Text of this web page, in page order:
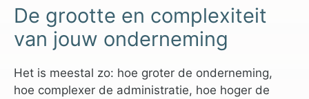
De grootte en complexiteit
van jouw onderneming
Het is meestal zo: hoe groter de onderneming,
hoe complexer de administratie, hoe hoger de